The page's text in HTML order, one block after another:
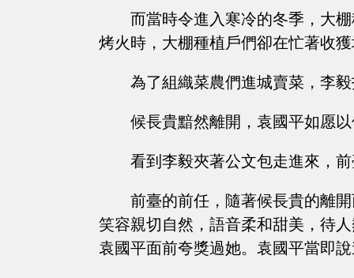
而當時令進入寒冷的冬季，大
烤火時，大棚種植戶們卻在忙著收
為了組織菜農們進城賣菜，李
候長貴黯然離開，袁國平如愿
看到李毅夾著公文包走進來，
前臺的前任，隨著候長貴的離
笑容親切自然，語音柔和甜美，待
袁國平面前夸獎過她。袁國平當即